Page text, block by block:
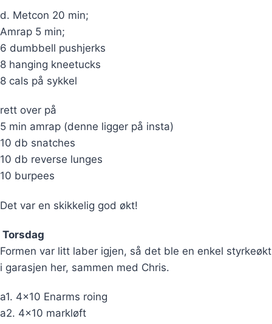
d. Metcon 20 min;
Amrap 5 min;
6 dumbbell pushjerks
8 hanging kneetucks
8 cals på sykkel
rett over på
5 min amrap (denne ligger på insta)
10 db snatches
10 db reverse lunges
10 burpees
Det var en skikkelig god økt!
Torsdag
Formen var litt laber igjen, så det ble en enkel styrkeøkt
i garasjen her, sammen med Chris.
a1. 4×10 Enarms roing
a2. 4×10 markløft